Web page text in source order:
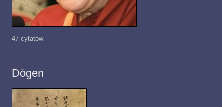
47 cytatów
Dōgen